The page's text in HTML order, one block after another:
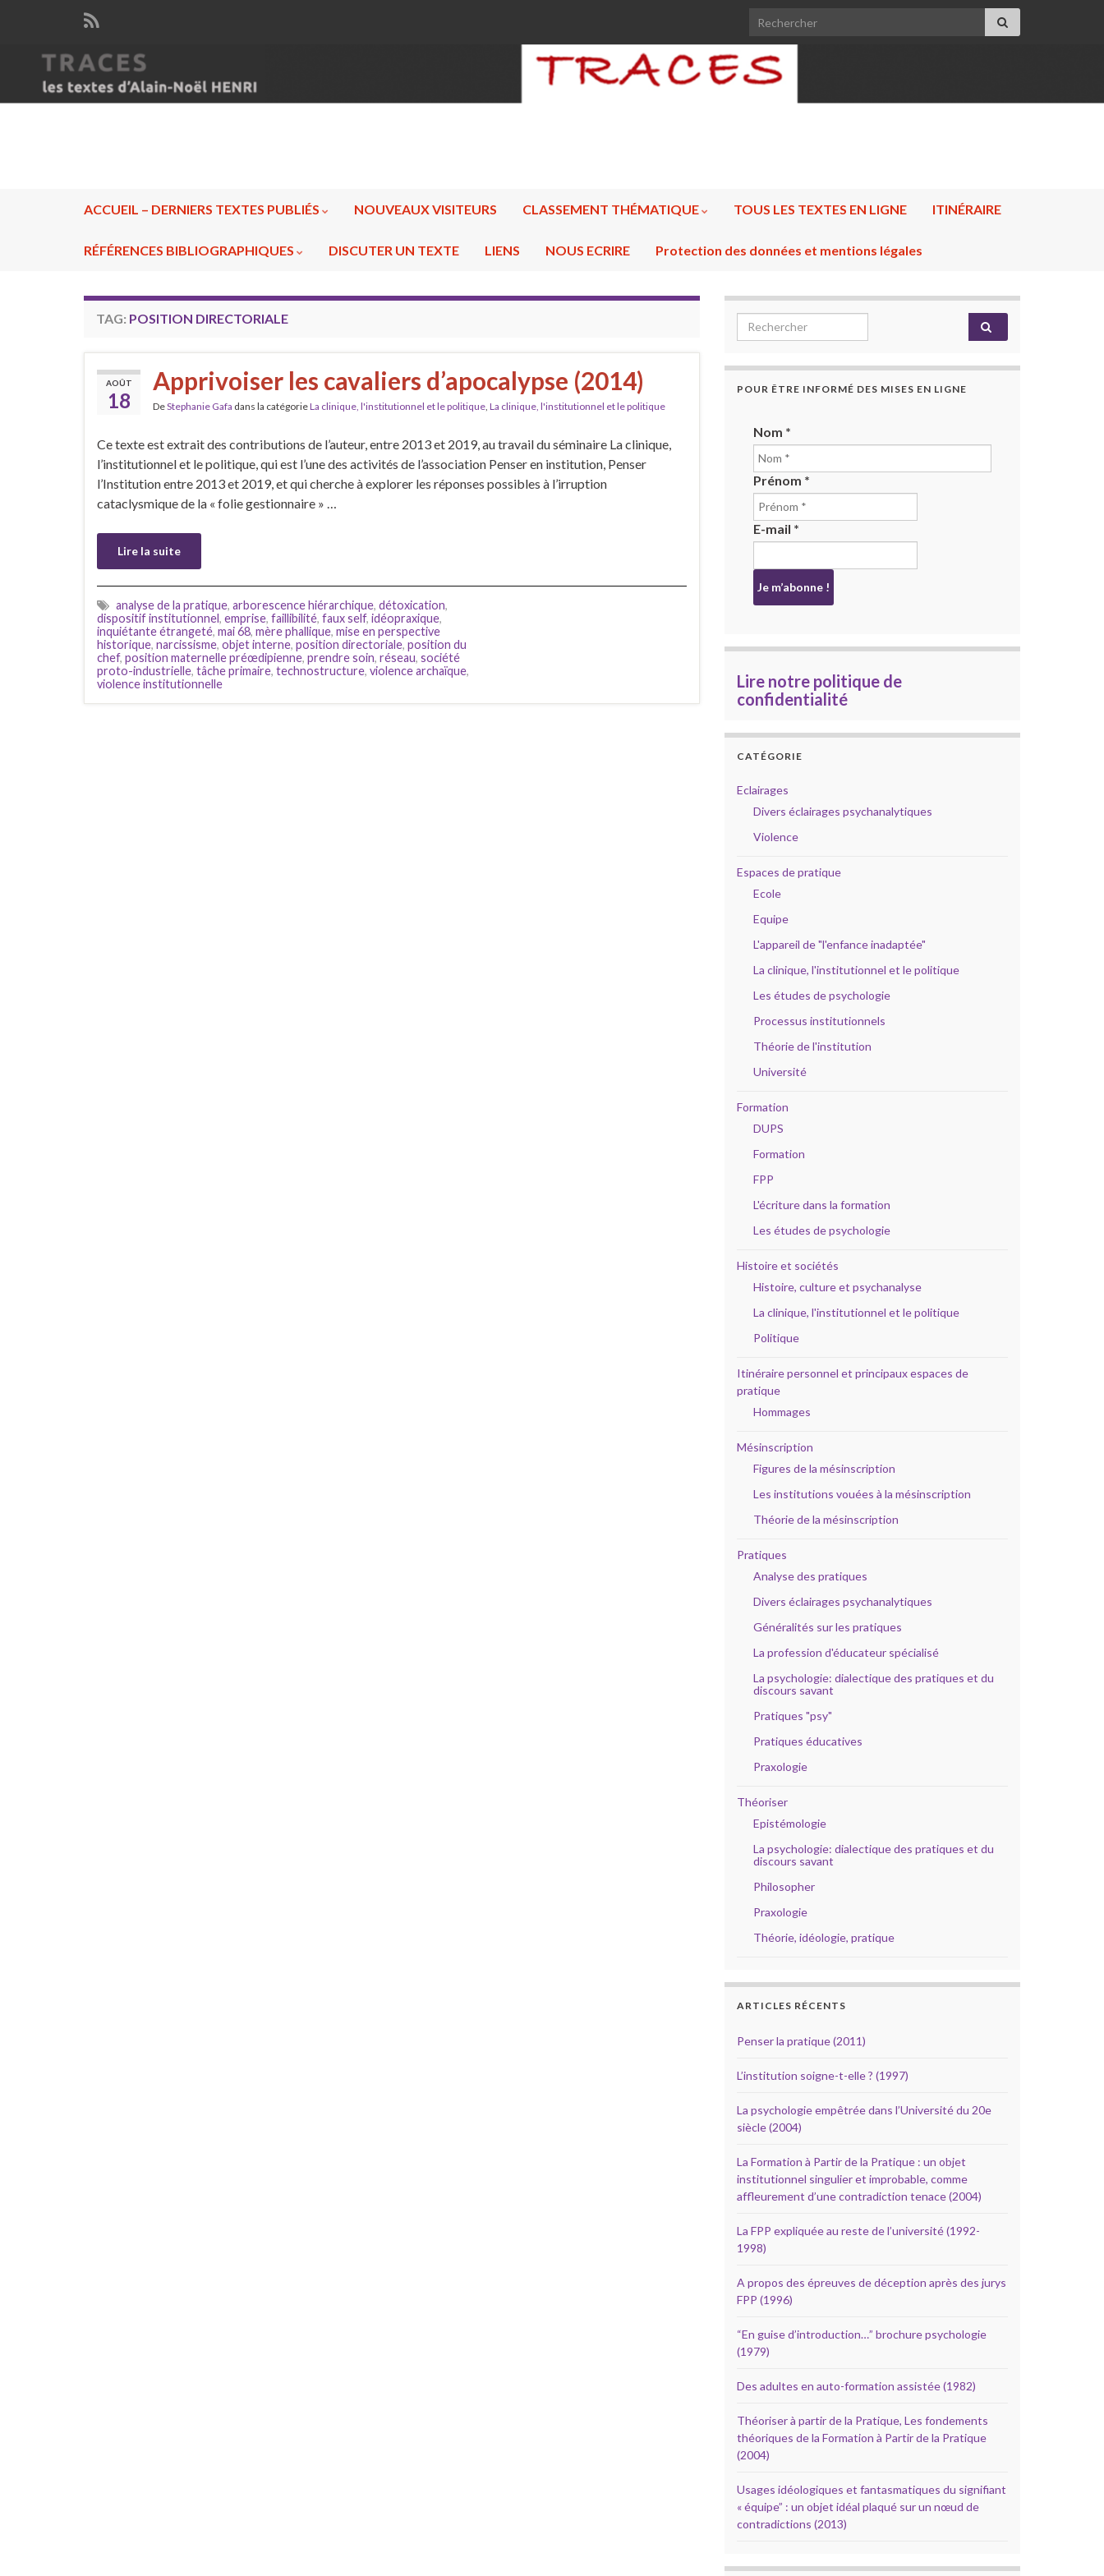
Search for:
ACCUEIL – DERNIERS TEXTES PUBLIÉS NOUVEAUX VISITEURS CLASSEMENT THÉMATIQUE TOUS LES TEXTES EN LIGNE ITINÉRAIRE
RÉFÉRENCES BIBLIOGRAPHIQUES DISCUTER UN TEXTE LIENS NOUS ECRIRE Protection des données et mentions légales
TAG: POSITION DIRECTORIALE
AOÛT
18
Apprivoiser les cavaliers d’apocalypse (2014)
DeStephanie Gafa dans la catégorieLa clinique, l'institutionnel et le politique La clinique, l'institutionnel et le politique
Ce texte est extrait des contributions de l’auteur, entre 2013 et 2019, au travail du séminaire La clinique,
l’institutionnel et le politique, qui est l’une des activités de l’association Penser en institution, Penser
l’Institution entre 2013 et 2019, et qui cherche à explorer les réponses possibles à l’irruption
cataclysmique de la « folie gestionnaire » …
Lire la suite
analyse de la pratique, arborescence hiérarchique, détoxication,
dispositif institutionnel, emprise, faillibilité, faux self, idéopraxique,
inquiétante étrangeté, mai 68, mère phallique, mise en perspective
historique, narcissisme, objet interne, position directoriale, position du
chef, position maternelle préœdipienne, prendre soin, réseau, société
proto-industrielle, tâche primaire, technostructure, violence archaïque,
violence institutionnelle
Search for:
POUR ÊTRE INFORMÉ DES MISES EN LIGNE
Nom *
Prénom *
E-mail *
Lire notre politique de
confidentialité
CATÉGORIE
Eclairages
Divers éclairages psychanalytiques
Violence
Espaces de pratique
Ecole
Equipe
L'appareil de "l'enfance inadaptée"
La clinique, l'institutionnel et le politique
Les études de psychologie
Processus institutionnels
Théorie de l'institution
Université
Formation
DUPS
Formation
FPP
L'écriture dans la formation
Les études de psychologie
Histoire et sociétés
Histoire, culture et psychanalyse
La clinique, l'institutionnel et le politique
Politique
Itinéraire personnel et principaux espaces de
pratique
Hommages
Mésinscription
Figures de la mésinscription
Les institutions vouées à la mésinscription
Théorie de la mésinscription
Pratiques
Analyse des pratiques
Divers éclairages psychanalytiques
Généralités sur les pratiques
La profession d'éducateur spécialisé
La psychologie: dialectique des pratiques et du
discours savant
Pratiques "psy"
Pratiques éducatives
Praxologie
Théoriser
Epistémologie
La psychologie: dialectique des pratiques et du
discours savant
Philosopher
Praxologie
Théorie, idéologie, pratique
ARTICLES RÉCENTS
Penser la pratique (2011)
L’institution soigne-t-elle ? (1997)
La psychologie empêtrée dans l’Université du 20e
siècle (2004)
La Formation à Partir de la Pratique : un objet
institutionnel singulier et improbable, comme
affleurement d’une contradiction tenace (2004)
La FPP expliquée au reste de l’université (1992-
1998)
A propos des épreuves de déception après des jurys
FPP (1996)
“En guise d’introduction…” brochure psychologie
(1979)
Des adultes en auto-formation assistée (1982)
Théoriser à partir de la Pratique, Les fondements
théoriques de la Formation à Partir de la Pratique
(2004)
Usages idéologiques et fantasmatiques du signifiant
« équipe” : un objet idéal plaqué sur un nœud de
contradictions (2013)